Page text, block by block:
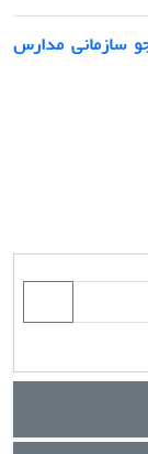
سازمانی مدارس